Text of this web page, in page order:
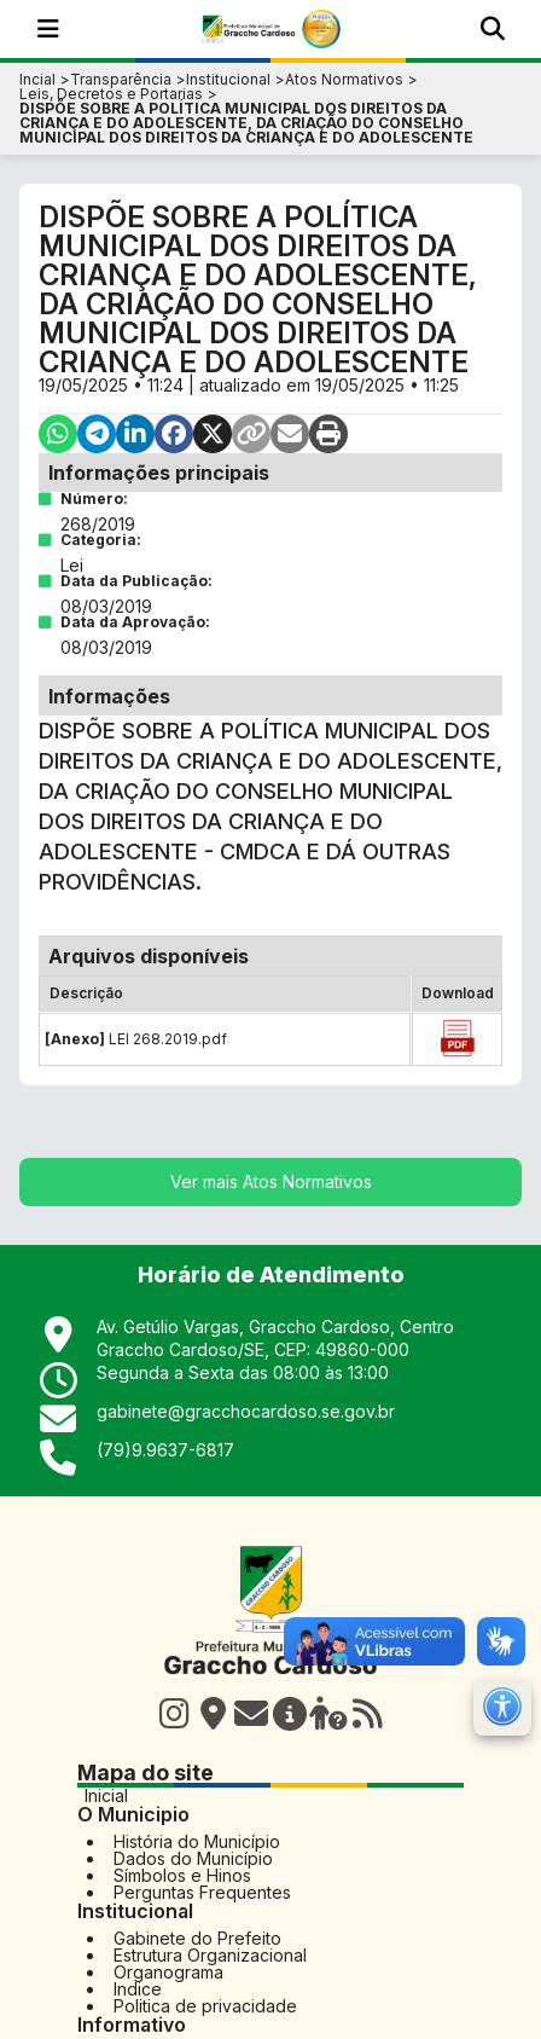
Incial Transparência Institucional
Atos Normativos
Leis, Decretos e Portarias
DISPÕE SOBRE A POLÍTICA MUNICIPAL DOS DIREITOS DA
CRIANÇA E DO ADOLESCENTE, DA CRIAÇÃO DO CONSELHO
MUNICIPAL DOS DIREITOS DA CRIANÇA E DO ADOLESCENTE
DISPÕE SOBRE A POLÍTICA
MUNICIPAL DOS DIREITOS DA
CRIANÇA E DO ADOLESCENTE,
DA CRIAÇÃO DO CONSELHO
MUNICIPAL DOS DIREITOS DA
CRIANÇA E DO ADOLESCENTE
19/05/2025 • 11:24 | atualizado em 19/05/2025 • 11:25
Informações principais
Número:
268/2019
Categoria:
Lei
Data da Publicação:
08/03/2019
Data da Aprovação:
08/03/2019
Informações
DISPÕE SOBRE A POLÍTICA MUNICIPAL DOS
DIREITOS DA CRIANÇA E DO ADOLESCENTE,
DA CRIAÇÃO DO CONSELHO MUNICIPAL
DOS DIREITOS DA CRIANÇA E DO
ADOLESCENTE - CMDCA E DÁ OUTRAS
PROVIDÊNCIAS.
Arquivos disponíveis
Descrição Download
[Anexo] LEI 268.2019.pdf
Ver mais Atos Normativos
Ir
Horário de Atendimento
Av. Getúlio Vargas, Graccho Cardoso, Centro
Graccho Cardoso/SE , CEP: 49860-000
Segunda a Sexta das 08:00 às 13:00
gabinete@gracchocardoso.se.gov.br
(79)9.9637-6817
Mapa do site
Inicial
O Municipio
História do Município
Dados do Município
Símbolos e Hinos
Perguntas Frequentes
Institucional
Gabinete do Prefeito
Estrutura Organizacional
Organograma
Indice
Politica de privacidade
Informativo